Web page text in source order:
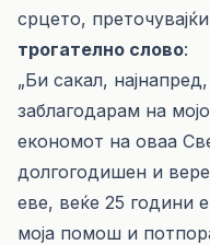
срцето,
трогателно слово:
„Би сакал,
заблагодарам на
економот на оваа
долгогодишен и
еве, веќе 25 години
моја помош и